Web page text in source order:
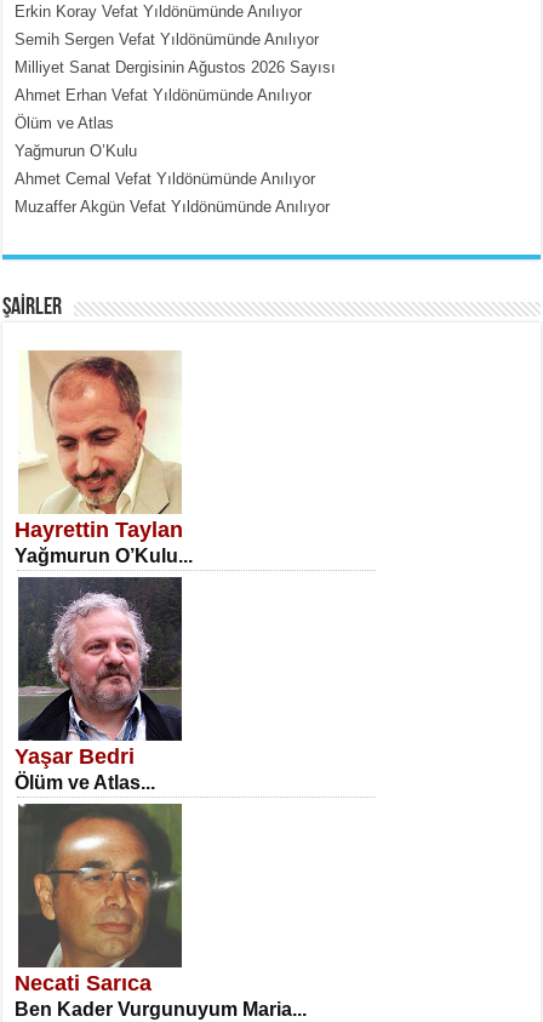
MEHMET ÇOBAN
İçerdeki Put Dışardaki Maskeler...
SATILMIŞ ÜMİT ÇETİNKAYA
Erkenlik...
NECLA DİLEK ARSLAN
Öğretmenler Günü Mahkemesi...
İSA KARATEPE
Ekranlar Arasında Kaybolan İnsan...
Erkin Koray Vefat Yıldönümünde Anılıyor
Semih Sergen Vefat Yıldönümünde Anılıyor
Milliyet Sanat Dergisinin Ağustos 2026 Sayısı
Ahmet Erhan Vefat Yıldönümünde Anılıyor
Ölüm ve Atlas
Yağmurun O’Kulu
Ahmet Cemal Vefat Yıldönümünde Anılıyor
Muzaffer Akgün Vefat Yıldönümünde Anılıyor
ŞAİRLER
Hayrettin Taylan
Yağmurun O’Kulu...
Yaşar Bedri
Ölüm ve Atlas...
Necati Sarıca
Ben Kader Vurgunuyum Maria...